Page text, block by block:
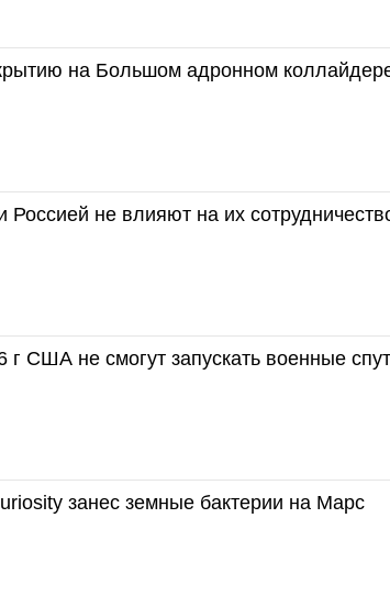
на Большом адронном
не влияют на их
г США не смогут запускать военные
занес земные бактерии на Марс